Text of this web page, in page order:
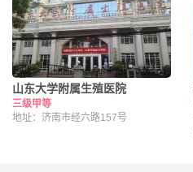
山东大学附属生殖医院
三级甲等
地址：济南市经六路157号